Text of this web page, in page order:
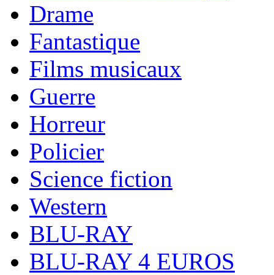
Drame
Fantastique
Films musicaux
Guerre
Horreur
Policier
Science fiction
Western
BLU-RAY
BLU-RAY 4 EUROS